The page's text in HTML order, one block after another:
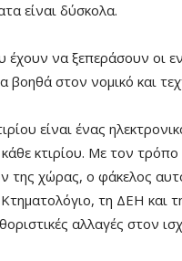
είναι δύσκολα.
να ξεπεράσουν οι
βοηθά στον νομικό και
είναι ένας
κτιρίου. Με τον
χώρας, ο φάκελος
τη ΔEH και
αλλαγές στον